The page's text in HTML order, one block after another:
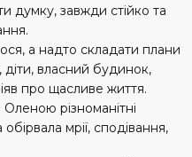
думку, завжди стійко та
а надто складати плани
діти, власний будинок,
про щасливе життя.
різноманітні
мрії, сподівання,